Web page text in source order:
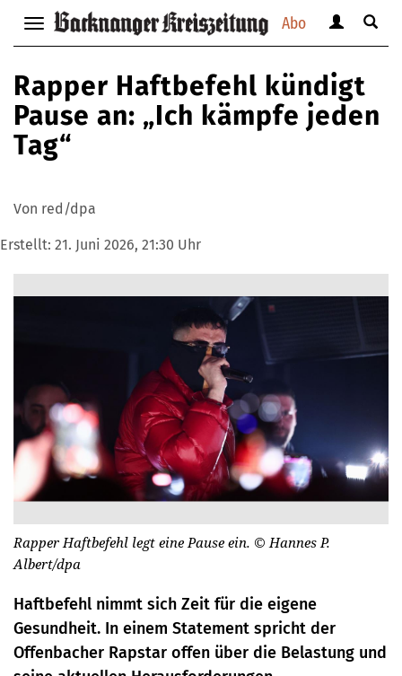
Abo
Navigation
anzeigen
verbergen
anzeigen
verbergen
Suche
Rapper Haftbefehl kündigt
Pause an: „Ich kämpfe jeden
Tag“
Von red/dpa
Erstellt: 21. Juni 2026, 21:30 Uhr
Rapper Haftbefehl legt eine Pause ein. © Hannes P.
Albert/dpa
Haftbefehl nimmt sich Zeit für die eigene
Gesundheit. In einem Statement spricht der
Offenbacher Rapstar offen über die Belastung und